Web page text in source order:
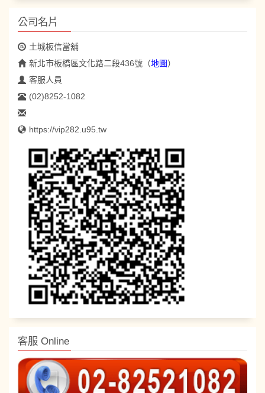
公司名片
土城板信當舖
新北市板橋區文化路二段436號 （地圖）
客服人員
(02)8252-1082
https://vip282.u95.tw
客服 Online